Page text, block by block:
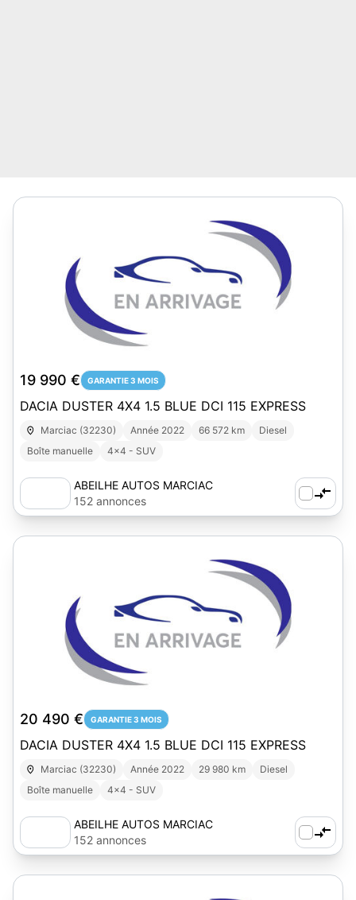
19 990 € GARANTIE 3 MOIS
DACIA DUSTER 4X4 1.5 BLUE DCI 115 EXPRESS
Marciac (32230) Année 2022 66 572 km
Diesel
Boîte manuelle
4x4 - SUV
ABEILHE AUTOS MARCIAC
152 annonces
20 490 € GARANTIE 3 MOIS
DACIA DUSTER 4X4 1.5 BLUE DCI 115 EXPRESS
Marciac (32230) Année 2022 29 980 km
Diesel
Boîte manuelle
4x4 - SUV
ABEILHE AUTOS MARCIAC
152 annonces